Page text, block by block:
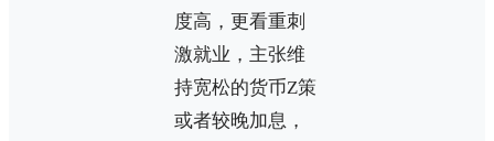
度高，更看重刺
激就业，主张维
持宽松的货币Z策
或者较晚加息，